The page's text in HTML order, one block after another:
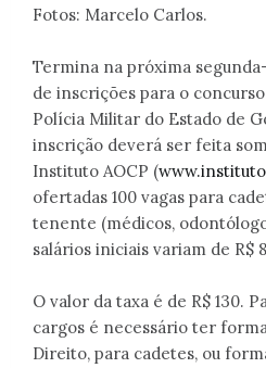
Fotos: Marcelo Carlos.
Termina na próxima
de inscrições para o
Polícia Militar do Estado de
inscrição deverá ser feita
Instituto AOCP (
ofertadas 100 vagas para
tenente (médicos,
salários iniciais variam de R$
O valor da taxa é de R$ 130.
cargos é necessário ter
Direito, para cadetes, ou